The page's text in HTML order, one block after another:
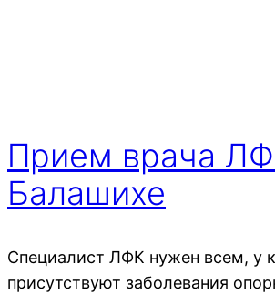
Прием врача
Балашихе
Специалист ЛФК нужен всем, у
присутствуют заболевания